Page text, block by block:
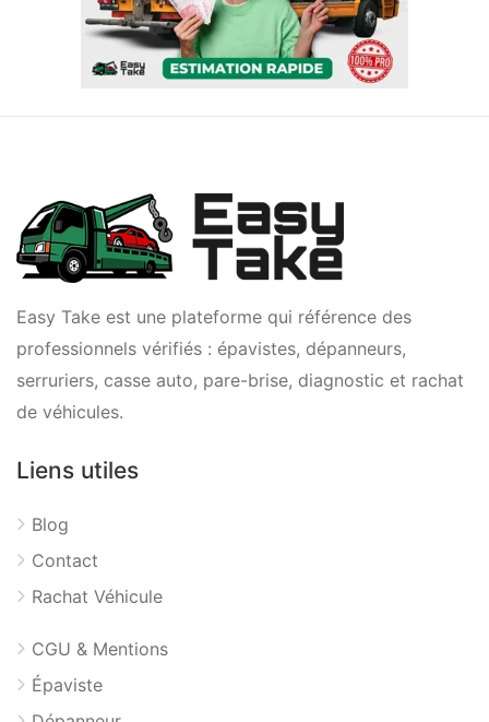
Easy Take est une plateforme qui référence des
professionnels vérifiés : épavistes, dépanneurs,
serruriers, casse auto, pare-brise, diagnostic et rachat
de véhicules.
Liens utiles
Blog
Contact
Rachat Véhicule
CGU & Mentions
Épaviste